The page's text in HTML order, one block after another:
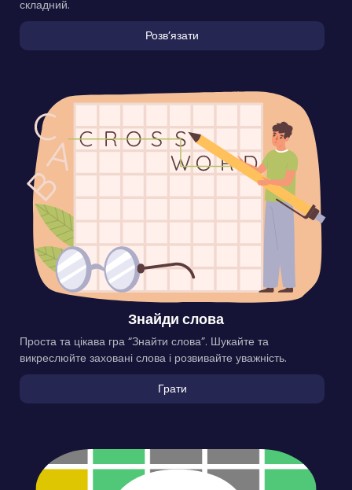
складний.
Розвʼязати
Знайди слова
Проста та цікава гра “Знайти слова”. Шукайте та
викреслюйте заховані слова і розвивайте уважність.
Грати